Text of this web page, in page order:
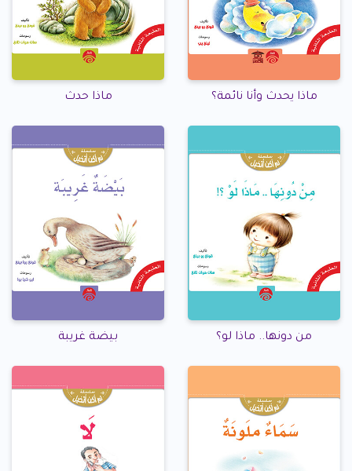
ماذا يحدث وأنا نائمة؟ ماذا حدث
من دونها.. ماذا لو؟ بيضة غريبة